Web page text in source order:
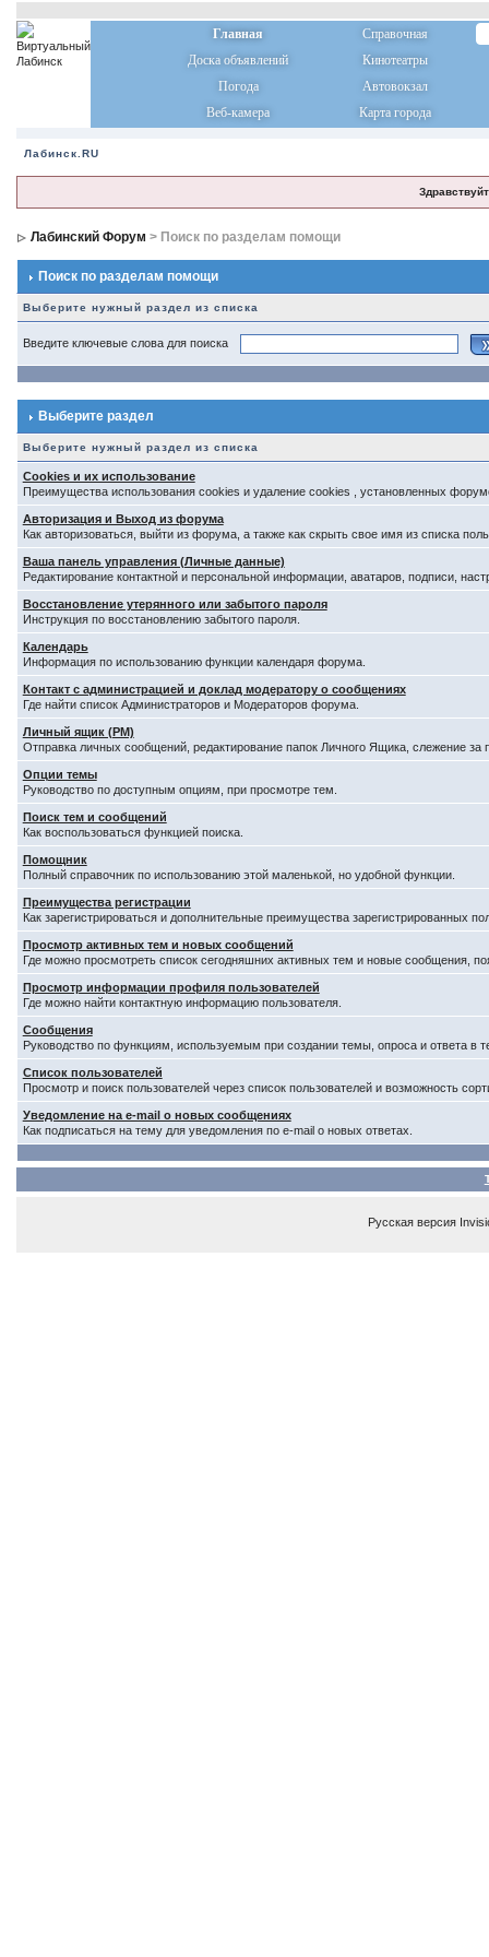
Главная
Справочная
Доска объявлений
Кинотеатры
Погода
Автовокзал
Веб-камера
Карта города
Лабинск.RU
Лабинский Форум > Поиск по разделам помощи
Поиск по разделам помощи
Выберите нужный раздел из списка
Введите ключевые слова для поиска
Выберите раздел
Выберите нужный раздел из списка
Cookies и их использование
Преимущества использования cookies и удаление cookies , установленных
Авторизация и Выход из форума
Как авторизоваться, выйти из форума, а также как скрыть свое имя из списка
Ваша панель управления (Личные данные)
Редактирование контактной и персональной информации, аватаров, подписи,
Восстановление утерянного или забытого пароля
Инструкция по восстановлению забытого пароля.
Календарь
Информация по использованию функции календаря форума.
Контакт с администрацией и доклад модератору о сообщениях
Где найти список Администраторов и Модераторов форума.
Личный ящик (PM)
Отправка личных сообщений, редактирование папок Личного Ящика, слежение
Опции темы
Руководство по доступным опциям, при просмотре тем.
Поиск тем и сообщений
Как воспользоваться функцией поиска.
Помощник
Полный справочник по использованию этой маленькой, но удобной функции.
Преимущества регистрации
Как зарегистрироваться и дополнительные преимущества зарегистрированных
Просмотр активных тем и новых сообщений
Где можно просмотреть список сегодняшних активных тем и новые сообщения,
Просмотр информации профиля пользователей
Где можно найти контактную информацию пользователя.
Сообщения
Руководство по функциям, используемым при создании темы, опроса и ответа в
Список пользователей
Просмотр и поиск пользователей через список пользователей и возможность
Уведомление на e-mail о новых сообщениях
Как подписаться на тему для уведомления по e-mail о новых ответах.
Русская версия